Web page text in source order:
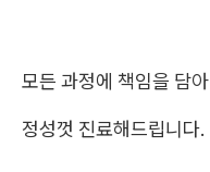
모든 과정에 책임을 담아
정성껏 진료해드립니다.